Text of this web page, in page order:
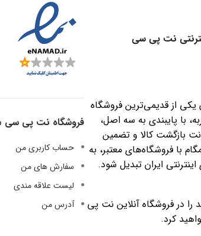
نت پی سی
از قدیمی‌ترین فروشگاه
با پایبندی به سه اصل،
7 روز ضمانت بازگشت کالا و تضمین
با فروشگاه‌های معتبر، به
ایران تبدیل شود.
را در فروشگاه آنلاین نت پی
کرد.
فروشگاه نت پی سی
حساب کاربری من
سفارش های من
لیست علاقه مندی
آدرس من